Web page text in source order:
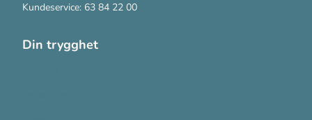
Kundeservice: 63 84 22 00
Din trygghet